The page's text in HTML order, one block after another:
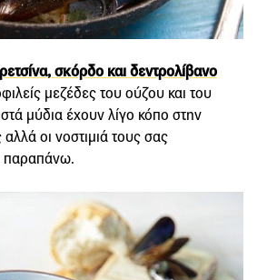
σκόρδο και δεντρολίβανο
μεζέδες του ούζου και του
μύδια έχουν λίγο κόπο στην
οι νοστιμιά τους σας
παραπάνω.